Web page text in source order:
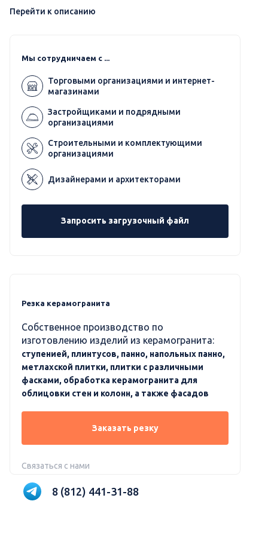
Перейти к описанию
Мы сотрудничаем с ...
Торговыми организациями и интернет-
магазинами
Застройщиками и подрядными
организациями
Строительными и комплектующими
организациями
Дизайнерами и архитекторами
Запросить загрузочный файл
Резка керамогранита
Собственное производство по
изготовлению изделий из керамогранита:
ступенией, плинтусов, панно, напольных панно,
метлахской плитки, плитки с различными
фасками, обработка керамогранита для
облицовки стен и колонн, а также фасадов
Заказать резку
Связаться с нами
8 (812) 441-31-88